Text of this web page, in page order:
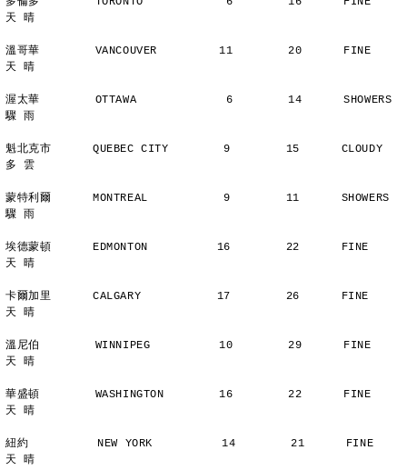
天 晴
溫哥華        VANCOUVER         11        20      FINE
天 晴
渥太華        OTTAWA             6        14      SHOWERS
驟 雨
魁北克市      QUEBEC CITY        9        15      CLOUDY
多 雲
蒙特利爾      MONTREAL           9        11      SHOWERS
驟 雨
埃德蒙頓      EDMONTON          16        22      FINE
天 晴
卡爾加里      CALGARY           17        26      FINE
天 晴
溫尼伯        WINNIPEG          10        29      FINE
天 晴
華盛頓        WASHINGTON        16        22      FINE
天 晴
紐約          NEW YORK          14        21      FINE
天 晴